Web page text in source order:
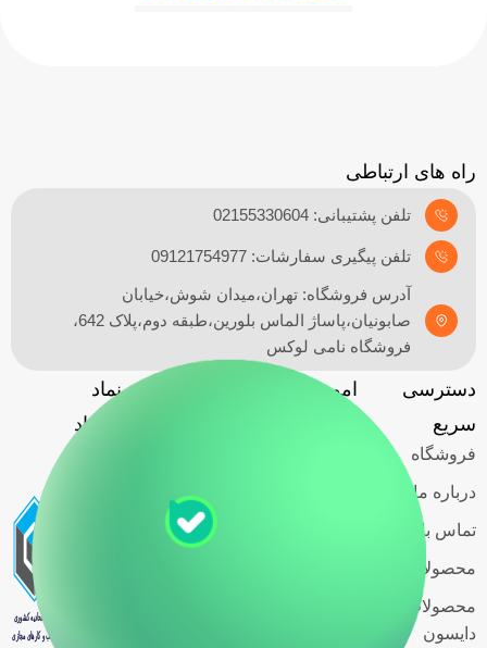
راه های ارتباطی
تلفن پشتیبانی: 02155330604
تلفن پیگیری سفارشات: 09121754977
آدرس فروشگاه: تهران،میدان شوش،خیابان
صابونیان،پاساژ الماس بلورین،طبقه دوم،پلاک 642،
فروشگاه نامی لوکس
دسترسی
سریع
فروشگاه
درباره ما
تماس با ما
محصولات اسمگ
محصولات
دایسون
امور مشتریان
نماد
اعتماد